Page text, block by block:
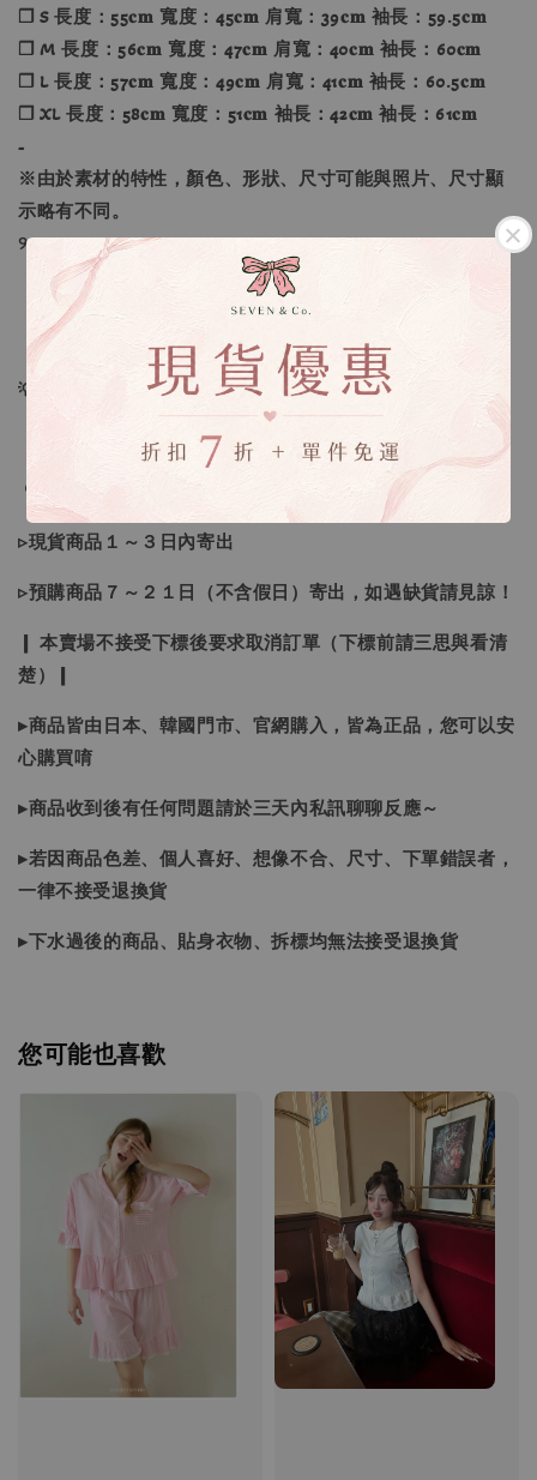
❐ S 長度：55𝐜𝐦 寬度：45𝐜𝐦 肩寬：39𝐜𝐦 袖長：59.5𝐜𝐦
❐ M 長度：56𝐜𝐦 寬度：47𝐜𝐦 肩寬：40𝐜𝐦 袖長：60𝐜𝐦
❐ L 長度：57𝐜𝐦 寬度：49𝐜𝐦 肩寬：41𝐜𝐦 袖長：60.5𝐜𝐦
❐ XL 長度：58𝐜𝐦 寬度：51𝐜𝐦 袖長：42𝐜𝐦 袖長：61𝐜𝐦
-
※由於素材的特性，顏色、形狀、尺寸可能與照片、尺寸顯
示略有不同。
୨୧----*----*----*----*----*----*----*----*----୨୧
【款式】：灰褐色、象牙色、米白色、黑色、藍色
【尺寸】：S、M、L、XL
💡訂單依照下單順序為主唷！
🔍IG搜尋：Sevenjewelry.co
▹現貨商品１～３日內寄出
▹預購商品７～２１日（不含假日）寄出，如遇缺貨請見諒！
❙ 本賣場不接受下標後要求取消訂單（下標前請三思與看清
楚）❙
▸商品皆由日本、韓國門市、官網購入，皆為正品，您可以安
心購買唷
▸商品收到後有任何問題請於三天內私訊聊聊反應～
▸若因商品色差、個人喜好、想像不合、尺寸、下單錯誤者，
一律不接受退換貨
▸下水過後的商品、貼身衣物、拆標均無法接受退換貨
您可能也喜歡